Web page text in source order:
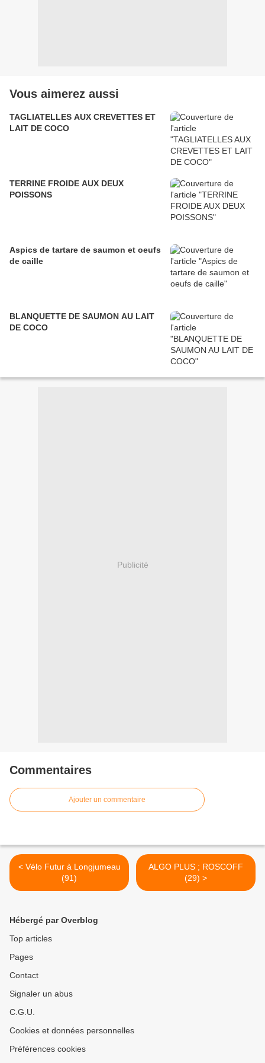
Vous aimerez aussi
TAGLIATELLES AUX CREVETTES ET
LAIT DE COCO
TERRINE FROIDE AUX DEUX
POISSONS
Aspics de tartare de saumon et oeufs
de caille
BLANQUETTE DE SAUMON AU LAIT
DE COCO
Publicité
Commentaires
Ajouter un commentaire
< Vélo Futur à Longjumeau
(91)
ALGO PLUS ; ROSCOFF
(29) >
Hébergé par Overblog
Top articles
Pages
Contact
Signaler un abus
C.G.U.
Cookies et données personnelles
Préférences cookies